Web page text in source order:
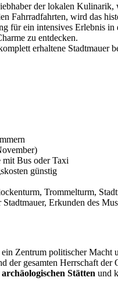
der lokalen
Fahrradfahrten, wird das
für ein intensives Erlebnis
zu entdecken.
erhaltene Stadtmauer
Bus oder Taxi
günstig
Trommelturm,
Erkunden des
Zentrum politischer Macht
gesamten Herrschaft
archäologischen Stätten und